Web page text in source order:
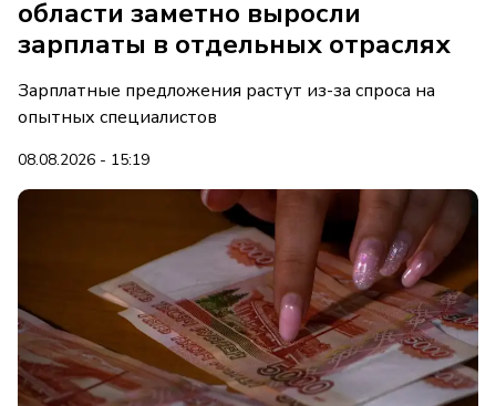
области заметно выросли
зарплаты в отдельных отраслях
Зарплатные предложения растут из-за спроса на
опытных специалистов
08.08.2026 - 15:19